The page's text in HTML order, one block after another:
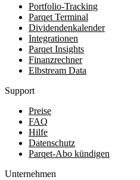
Portfolio-Tracking
Parqet Terminal
Dividendenkalender
Integrationen
Parqet Insights
Finanzrechner
Elbstream Data
Support
Preise
FAQ
Hilfe
Datenschutz
Parqet-Abo kündigen
Unternehmen